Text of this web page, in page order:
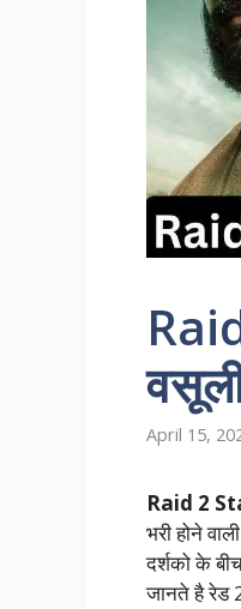
April 15,
Raid 2
भरी होने
दर्शको के
जानते है रेड